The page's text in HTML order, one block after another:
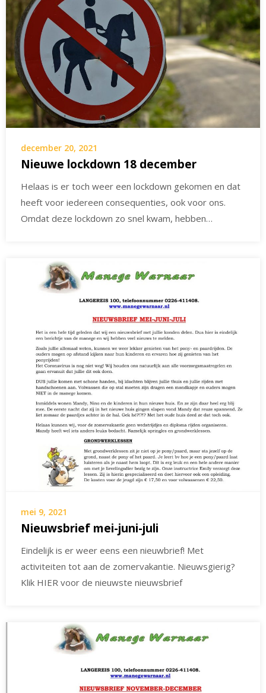
december 20, 2021
Nieuwe lockdown 18 december
Helaas is er toch weer een lockdown gekomen en dat
heeft voor iedereen consequenties, ook voor ons.
Omdat deze lockdown zo snel kwam, hebben…
mei 9, 2021
Nieuwsbrief mei-juni-juli
Eindelijk is er weer eens een nieuwbrief! Met
activiteiten tot aan de zomervakantie. Nieuwsgierig?
Klik HIER voor de nieuwste nieuwsbrief